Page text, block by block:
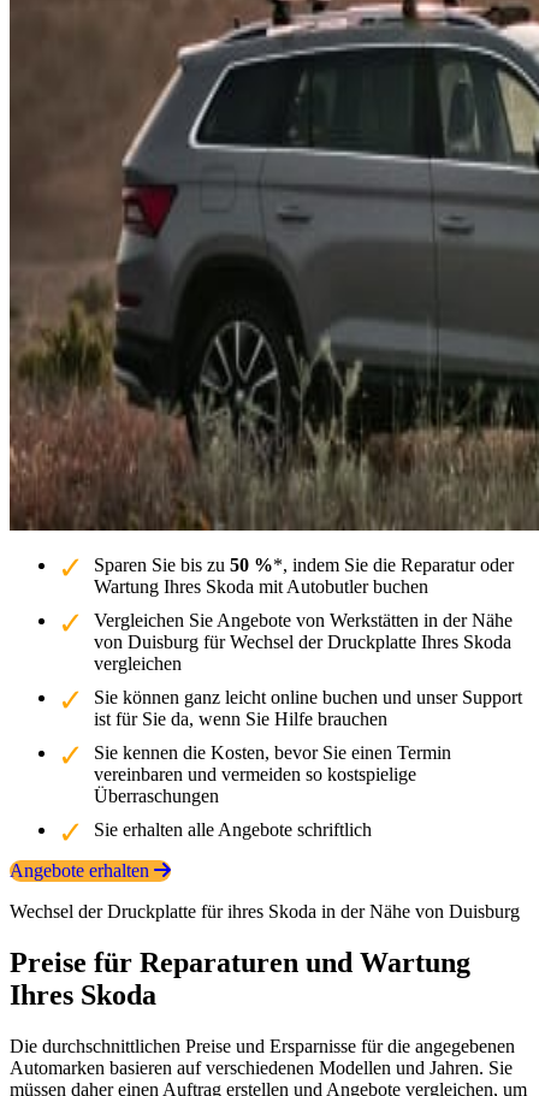
Sparen Sie bis zu 50 %*, indem Sie die Reparatur oder
Wartung Ihres Skoda mit Autobutler buchen
Vergleichen Sie Angebote von Werkstätten in der Nähe
von Duisburg für Wechsel der Druckplatte Ihres Skoda
vergleichen
Sie können ganz leicht online buchen und unser Support
ist für Sie da, wenn Sie Hilfe brauchen
Sie kennen die Kosten, bevor Sie einen Termin
vereinbaren und vermeiden so kostspielige
Überraschungen
Sie erhalten alle Angebote schriftlich
Angebote erhalten
Wechsel der Druckplatte für ihres Skoda in der Nähe von Duisburg
Preise für Reparaturen und Wartung
Ihres Skoda
Die durchschnittlichen Preise und Ersparnisse für die angegebenen
Automarken basieren auf verschiedenen Modellen und Jahren. Sie
müssen daher einen Auftrag erstellen und Angebote vergleichen, um